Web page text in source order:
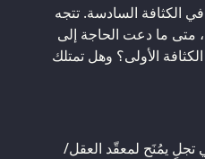
الكثافة السادسة. تتجه
متى ما دعت الحاجة إلى
الأولى؟ وهل تمتلك
تجلٍ يمُنَح لمعقّد العقل/